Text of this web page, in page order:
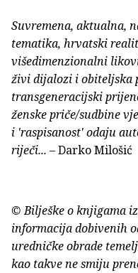
Suvremena, aktualna,
tematika, hrvatski
višedimenzionalni
živi dijalozi i obiteljska
transgeneracijski
ženske priče/sudbine
i 'raspisanost' odaju
riječi... – Darko Milošić
© Bilješke o knjigama
informacija dobivenih
uredničke obrade
kao takve ne smiju